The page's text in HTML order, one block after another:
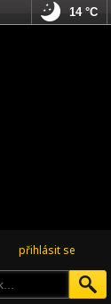
přihlásit se
14 °C